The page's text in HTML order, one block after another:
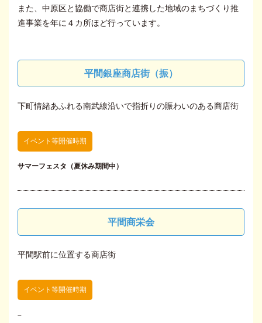
また、中原区と協働で商店街と連携した地域のまちづくり推
進事業を年に４カ所ほど行っています。
平間銀座商店街（振）
下町情緒あふれる南武線沿いで指折りの賑わいのある商店街
イベント等開催時期
サマーフェスタ（夏休み期間中）
平間商栄会
平間駅前に位置する商店街
イベント等開催時期
–